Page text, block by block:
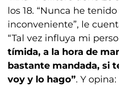
los 18. “Nunca he
inconveniente”, le
“Tal vez influya mi
tímida, a la hora de
bastante mandada, si
voy y lo hago”. Y